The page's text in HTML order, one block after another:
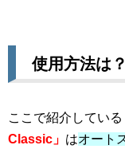
使用方法は？
ここで紹介している
Classic」 はオート